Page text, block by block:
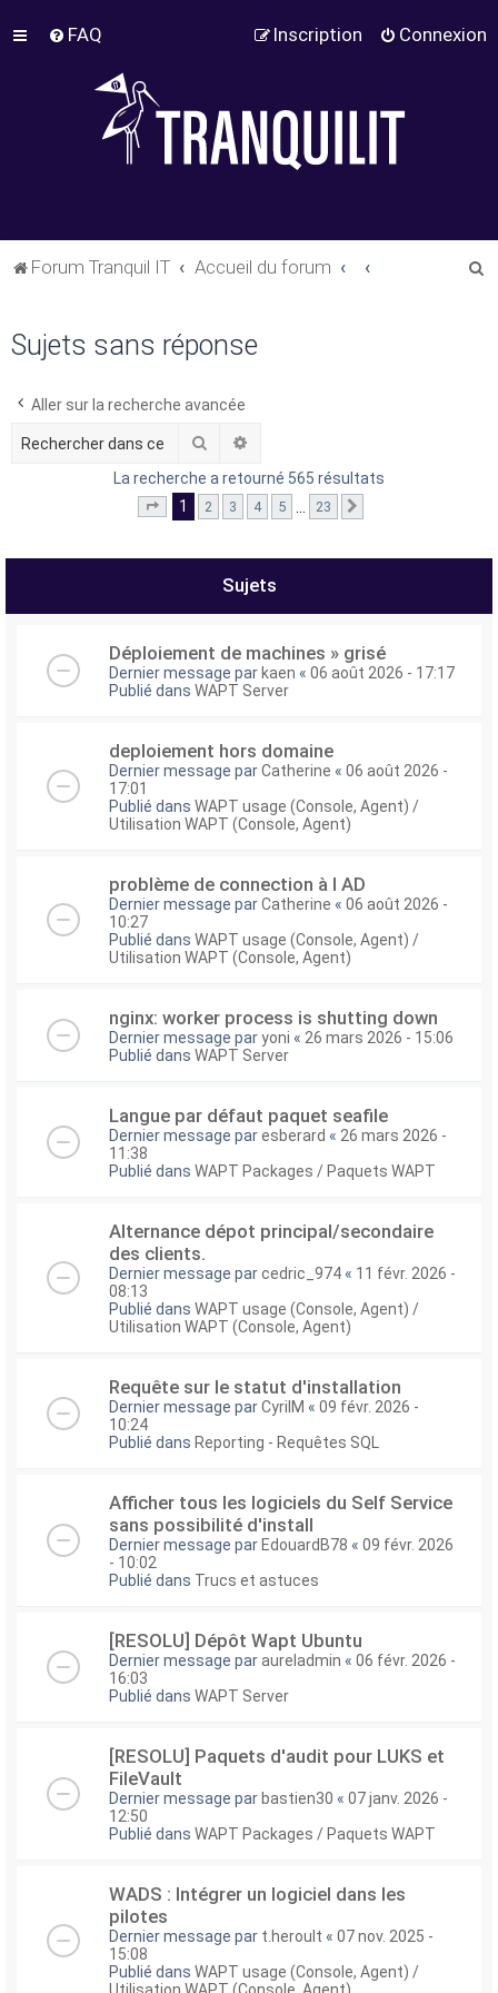
FAQ Connexion
Inscription
Forum Tranquil IT Accueil du forum
Sujets sans réponse
Aller sur la recherche avancée
Rechercher
La recherche a retourné 565 résultats
Page sur 23
1 2 3 4 5 23
Sujets
Déploiement de machines » grisé
Dernier message par kaen « 06 août 2026 - 17:17
Publié dans WAPT Server
deploiement hors domaine
Dernier message parCatherine « 06 août 2026 -
17:01
Publié dans WAPT usage (Console, Agent) /
Utilisation WAPT (Console, Agent)
problème de connection à l AD
Dernier message parCatherine « 06 août 2026 -
10:27
Publié dans WAPT usage (Console, Agent) /
Utilisation WAPT (Console, Agent)
nginx: worker process is shutting down
Dernier message paryoni « 26 mars 2026 - 15:06
Publié dans WAPT Server
Langue par défaut paquet seafile
Dernier message paresberard « 26 mars 2026 -
11:38
Publié dans WAPT Packages / Paquets WAPT
Alternance dépot principal/secondaire
des clients.
Dernier message parcedric_974 « 11 févr. 2026 -
08:13
Publié dans WAPT usage (Console, Agent) /
Utilisation WAPT (Console, Agent)
Requête sur le statut d'installation
Dernier message parCyrilM « 09 févr. 2026 -
10:24
Publié dans Reporting - Requêtes SQL
Afficher tous les logiciels du Self Service
sans possibilité d'install
Dernier message par EdouardB78 « 09 févr. 2026
- 10:02
Publié dans Trucs et astuces
[RESOLU] Dépôt Wapt Ubuntu
Dernier message paraureladmin « 06 févr. 2026 -
16:03
Publié dans WAPT Server
[RESOLU] Paquets d'audit pour LUKS et
FileVault
Dernier message par bastien30 « 07 janv. 2026 -
12:50
Publié dans WAPT Packages / Paquets WAPT
WADS : Intégrer un logiciel dans les
pilotes
Dernier message par t.heroult « 07 nov. 2025 -
15:08
Publié dans WAPT usage (Console, Agent) /